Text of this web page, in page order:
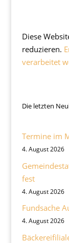
Diese
reduzieren.
verarbeitet
Die letzten
Termine im
4. August 2026
fest
4. August 2026
Fundsache
4. August 2026